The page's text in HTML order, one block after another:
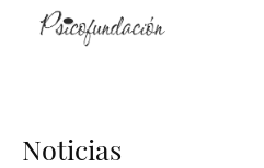
Noticias